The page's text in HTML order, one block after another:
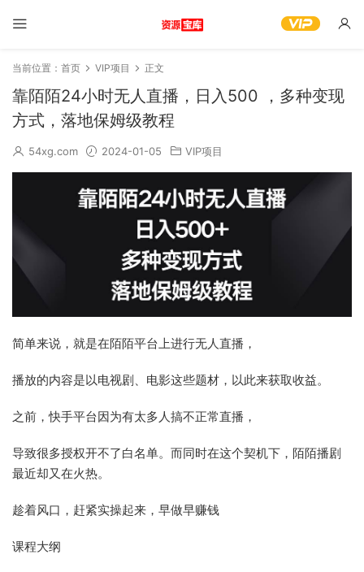
当前位置： 首页 VIP项目 正文
靠陌陌24小时无人直播，日入500 ，多种变现
方式，落地保姆级教程
54xg.com 2024-01-05 VIP项目
简单来说，就是在陌陌平台上进行无人直播，
播放的内容是以电视剧、电影这些题材，以此来获取收益。
之前，快手平台因为有太多人搞不正常直播，
导致很多授权开不了白名单。而同时在这个契机下，陌陌播剧
最近却又在火热。
趁着风口，赶紧实操起来，早做早赚钱
课程大纲